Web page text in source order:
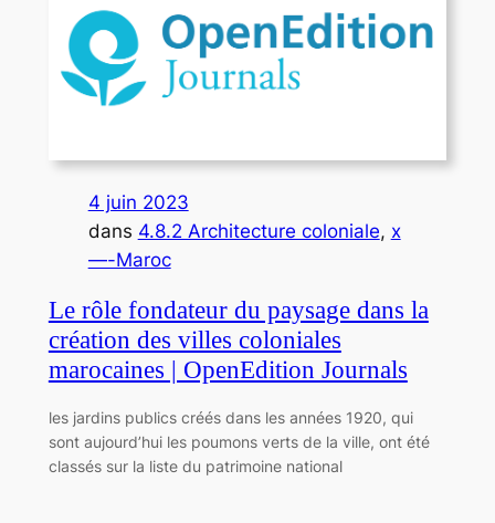
4 juin 2023
dans 4.8.2 Architecture coloniale, x
—-Maroc
Le rôle fondateur du paysage dans la
création des villes coloniales
marocaines | OpenEdition Journals
les jardins publics créés dans les années 1920, qui
sont aujourd’hui les poumons verts de la ville, ont été
classés sur la liste du patrimoine national